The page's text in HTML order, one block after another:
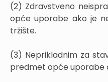
(2) Zdravstveno
opće uporabe ako je
tržište.
(3) Neprikladnim za
predmet opće uporabe